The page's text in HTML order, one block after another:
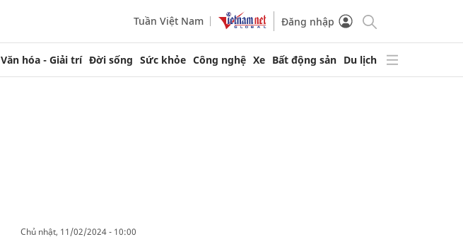
Tuần Việt Nam Đăng nhập
Văn hóa - Giải trí Đời sống Sức khỏe Công nghệ Xe Bất động sản Du lịch
chủ nhật, 11/02/2024 - 10:00